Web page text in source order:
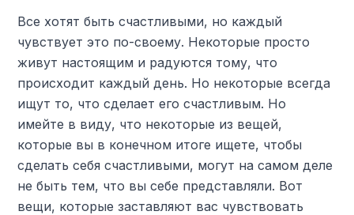
Все хотят быть счастливыми, но каждый
чувствует это по-своему. Некоторые просто
живут настоящим и радуются тому, что
происходит каждый день. Но некоторые всегда
ищут то, что сделает его счастливым. Но
имейте в виду, что некоторые из вещей,
которые вы в конечном итоге ищете, чтобы
сделать себя счастливыми, могут на самом деле
не быть тем, что вы себе представляли. Вот
вещи, которые заставляют вас чувствовать